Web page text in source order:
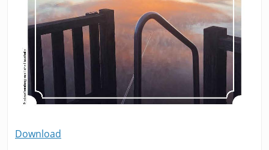
Download